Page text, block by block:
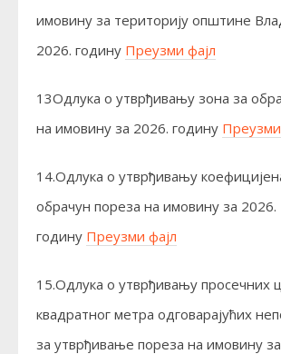
имовину за територију општине
2026. годину Преузми фајл
13Одлука о утврђивању зона за
на имовину за 2026. годину Преузми
14.Одлука о утврђивању
обрачун пореза на имовину за 2026.
годину Преузми фајл
15.Одлука о утврђивању просечних
квадратног метра одговарајућих
за утврђивање пореза на имовину